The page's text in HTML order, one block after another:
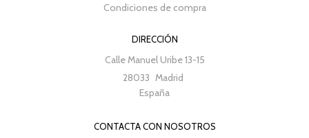
Condiciones de compra
DIRECCIÓN
Calle Manuel Uribe 13-15
28033 Madrid
España
CONTACTA CON NOSOTROS